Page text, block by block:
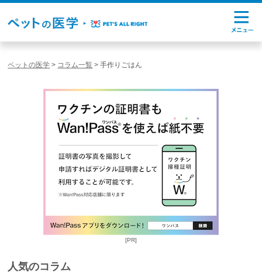
ペットの医学 > コラム一覧 >手作りごはん
[PR]
人気のコラム